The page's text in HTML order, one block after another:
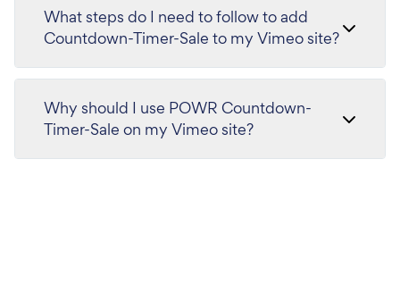
What steps do I need to follow to add
Countdown-Timer-Sale to my Vimeo site?
Why should I use POWR Countdown-
Timer-Sale on my Vimeo site?